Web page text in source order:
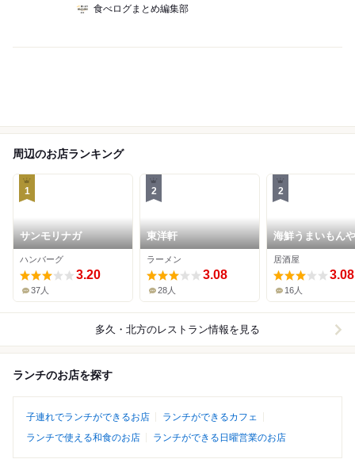
食べログまとめ編集部
周辺のお店ランキング
1
サンモリナガ
ハンバーグ
3.20
37人
2
東洋軒
ラーメン
3.08
28人
2
海鮮うまいもん
の駅 茜
居酒屋
3.08
16人
多久・北方のレストラン情報を見る
ランチのお店を探す
子連れでランチができるお店
ランチができるカフェ
ランチで使える和食のお店
ランチができる日曜営業のお店